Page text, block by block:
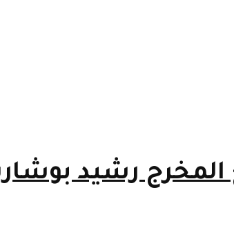
رشيد